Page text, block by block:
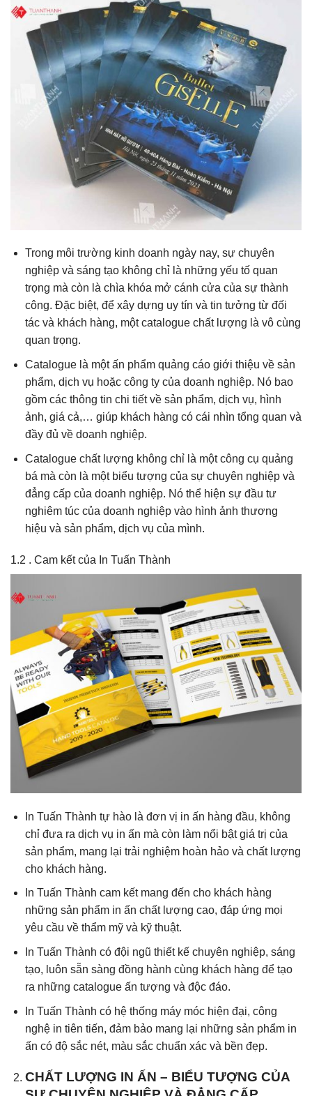
Trong môi trường kinh doanh ngày nay, sự chuyên
nghiệp và sáng tạo không chỉ là những yếu tố quan
trọng mà còn là chìa khóa mở cánh cửa của sự thành
công. Đặc biệt, để xây dựng uy tín và tin tưởng từ đối
tác và khách hàng, một catalogue chất lượng là vô cùng
quan trọng.
Catalogue là một ấn phẩm quảng cáo giới thiệu về sản
phẩm, dịch vụ hoặc công ty của doanh nghiệp. Nó bao
gồm các thông tin chi tiết về sản phẩm, dịch vụ, hình
ảnh, giá cả,… giúp khách hàng có cái nhìn tổng quan và
đầy đủ về doanh nghiệp.
Catalogue chất lượng không chỉ là một công cụ quảng
bá mà còn là một biểu tượng của sự chuyên nghiệp và
đẳng cấp của doanh nghiệp. Nó thể hiện sự đầu tư
nghiêm túc của doanh nghiệp vào hình ảnh thương
hiệu và sản phẩm, dịch vụ của mình.
1.2 . Cam kết của In Tuấn Thành
In Tuấn Thành tự hào là đơn vị in ấn hàng đầu, không
chỉ đưa ra dịch vụ in ấn mà còn làm nổi bật giá trị của
sản phẩm, mang lại trải nghiệm hoàn hảo và chất lượng
cho khách hàng.
In Tuấn Thành cam kết mang đến cho khách hàng
những sản phẩm in ấn chất lượng cao, đáp ứng mọi
yêu cầu về thẩm mỹ và kỹ thuật.
In Tuấn Thành có đội ngũ thiết kế chuyên nghiệp, sáng
tạo, luôn sẵn sàng đồng hành cùng khách hàng để tạo
ra những catalogue ấn tượng và độc đáo.
In Tuấn Thành có hệ thống máy móc hiện đại, công
nghệ in tiên tiến, đảm bảo mang lại những sản phẩm in
ấn có độ sắc nét, màu sắc chuẩn xác và bền đẹp.
CHẤT LƯỢNG IN ẤN – BIỂU TƯỢNG CỦA